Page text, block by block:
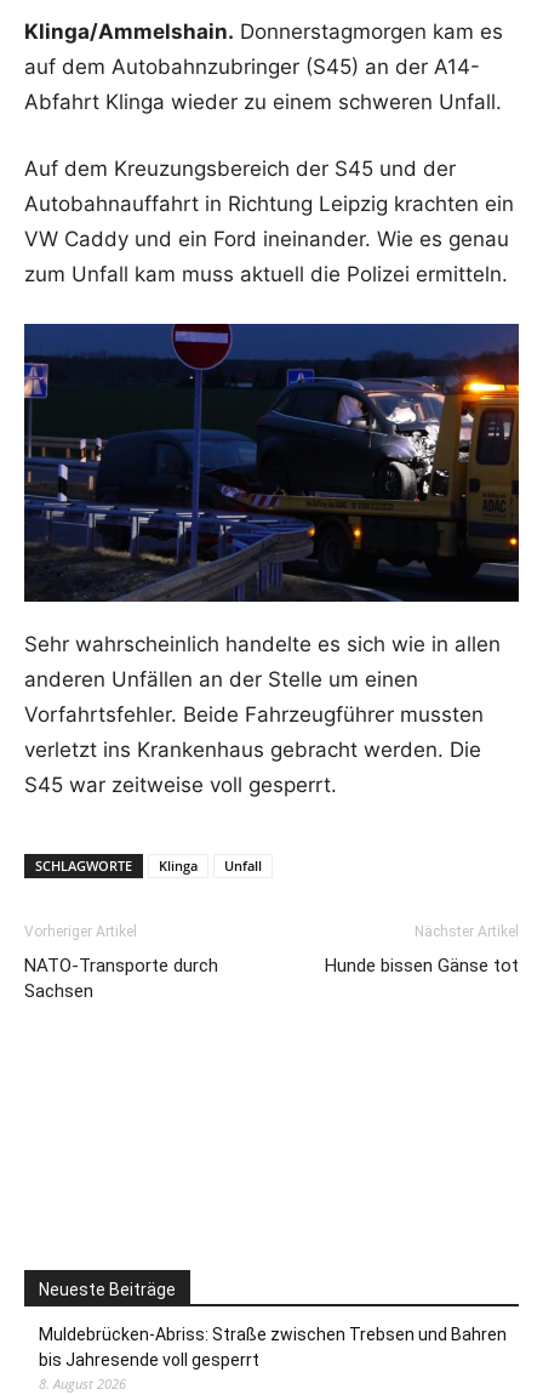
Klinga/Ammelshain. Donnerstagmorgen kam es
auf dem Autobahnzubringer (S45) an der A14-
Abfahrt Klinga wieder zu einem schweren Unfall.
Auf dem Kreuzungsbereich der S45 und der
Autobahnauffahrt in Richtung Leipzig krachten ein
VW Caddy und ein Ford ineinander. Wie es genau
zum Unfall kam muss aktuell die Polizei ermitteln.
Sehr wahrscheinlich handelte es sich wie in allen
anderen Unfällen an der Stelle um einen
Vorfahrtsfehler. Beide Fahrzeugführer mussten
verletzt ins Krankenhaus gebracht werden. Die
S45 war zeitweise voll gesperrt.
SCHLAGWORTE Klinga Unfall
Vorheriger Artikel
NATO-Transporte durch
Sachsen
Nächster Artikel
Hunde bissen Gänse tot
Neueste Beiträge
Muldebrücken-Abriss: Straße zwischen Trebsen und Bahren
bis Jahresende voll gesperrt
8. August 2026